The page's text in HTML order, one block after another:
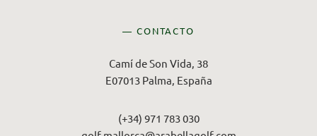
— CONTACTO
Camí de Son Vida, 38
E07013 Palma, España
(+34) 971 783 030